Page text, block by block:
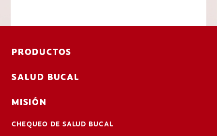
PRODUCTOS
SALUD BUCAL
MISIÓN
CHEQUEO DE SALUD BUCAL